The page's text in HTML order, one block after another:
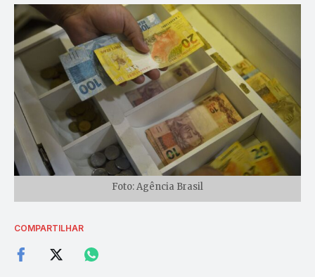
Foto: Agência Brasil
COMPARTILHAR